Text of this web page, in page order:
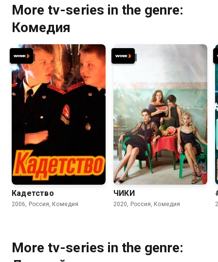
More tv-series in the genre:
Комедия
6.4 4.7
Кадетство
2006, Россия, Комедия
7.7 7.6
ЧИКИ
2020, Россия, Комедия
More tv-series in the genre: